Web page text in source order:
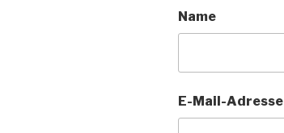
Name
E-Mail-Adresse